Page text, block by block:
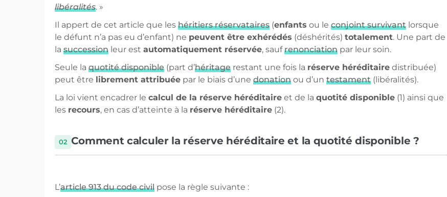
libéralités. »
Il appert de cet article que les héritiers réservataires (enfants ou le conjoint survivant lorsque
le défunt n’a pas eu d’enfant) ne peuvent être exhérédés (déshérités) totalement. Une part de
la succession leur est automatiquement réservée, saufrenonciation par leur soin.
Seule la quotité disponible (part d’héritage restant une fois la réserve héréditaire distribuée)
peut être librement attribuée par le biais d’une donation ou d’un testament (libéralités).
La loi vient encadrer le calcul de la réserve héréditaire et de la quotité disponible (1) ainsi que
les recours, en cas d’atteinte à la réserve héréditaire (2).
Comment calculer la réserve héréditaire et la quotité disponible ?
L’article 913 du code civil pose la règle suivante :